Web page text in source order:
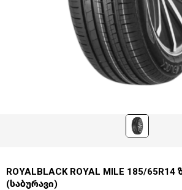
ROYALBLACK ROYAL MILE 185/
(საბურავი)